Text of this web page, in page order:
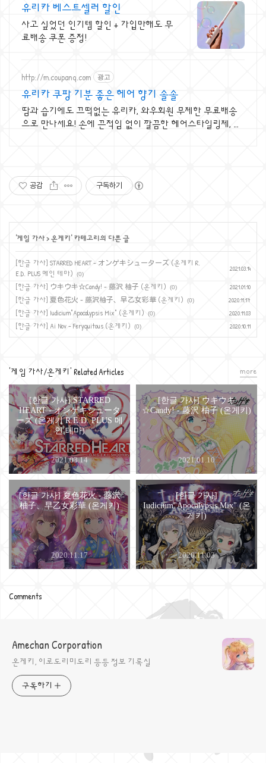
유리카 베스트셀러 할인
사고 싶었던 인기템 할인 + 가입만해도 무
료배송 쿠폰 증정!
http://m.coupang.com 광고
유리카 쿠팡 기분 좋은 헤어 향기 솔솔
땀과 습기에도 끄떡없는 유리카, 와우회원 무제한 무료배송
으로 만나세요! 손에 끈적임 없이 깔끔한 헤어스타일링제, 와
공감 구독하기
'게임 가사>온게키' 카테고리의 다른 글
[한글 가사] STARRED HEART - オンゲキシューターズ (온게키 R.
E.D. PLUS 메인 테마)
(0)
2021.03.14
[한글 가사] ウキウキ☆Candy! - 藤沢 柚子 (온게키) (0) 2021.01.10
[한글 가사] 夏色花火 - 藤沢柚子、早乙女彩華 (온게키) (0) 2020.11.17
[한글 가사] Iudicium"Apocalypsis Mix" (온게키) (0) 2020.11.03
[한글 가사] Ai Nov - Feryquitous (온게키) (0) 2020.10.11
'게임 가사/온게키' Related Articles
[한글 가사] STARRED
HEART - オンゲキシュータ
ーズ (온게키 R.E.D. PLUS 메
인 테마)
2021.03.14
[한글 가사] ウキウキ
☆Candy! - 藤沢 柚子 (온게키)
2021.01.10
[한글 가사] 夏色花火 - 藤沢
柚子、早乙女彩華 (온게키)
2020.11.17
[한글 가사]
Iudicium"Apocalypsis Mix" (온
게키)
2020.11.03
more
Comments
Amechan Corporation
온게키, 이로도리미도리 등등 정보 기록실
구독하기